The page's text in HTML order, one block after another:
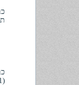
(18.5.11):